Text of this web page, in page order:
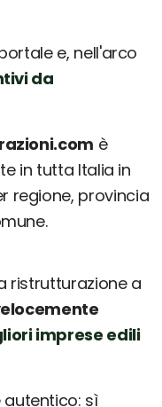
e, nell'arco
da
è
in tutta Italia in
regione, provincia
ristrutturazione a
imprese edili
sì